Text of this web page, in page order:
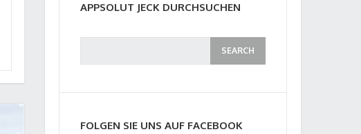
APPSOLUT JECK DURCHSUCHEN
FOLGEN SIE UNS AUF FACEBOOK